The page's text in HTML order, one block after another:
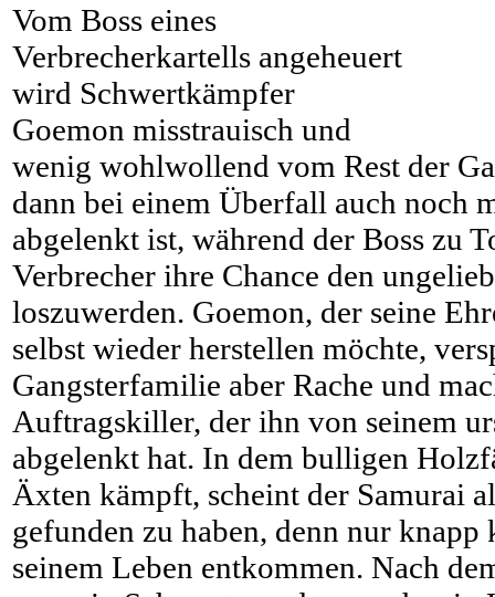
Vom Boss eines
Verbrecherkartells angeheuert
wird Schwertkämpfer
Goemon misstrauisch und
wenig wohlwollend vom Rest der
dann bei einem Überfall auch noch
abgelenkt ist, während der Boss zu
Verbrecher ihre Chance den
loszuwerden. Goemon, der seine
selbst wieder herstellen möchte,
Gangsterfamilie aber Rache und
Auftragskiller, der ihn von seinem
abgelenkt hat. In dem bulligen
Äxten kämpft, scheint der Samurai
gefunden zu haben, denn nur
seinem Leben entkommen. Nach